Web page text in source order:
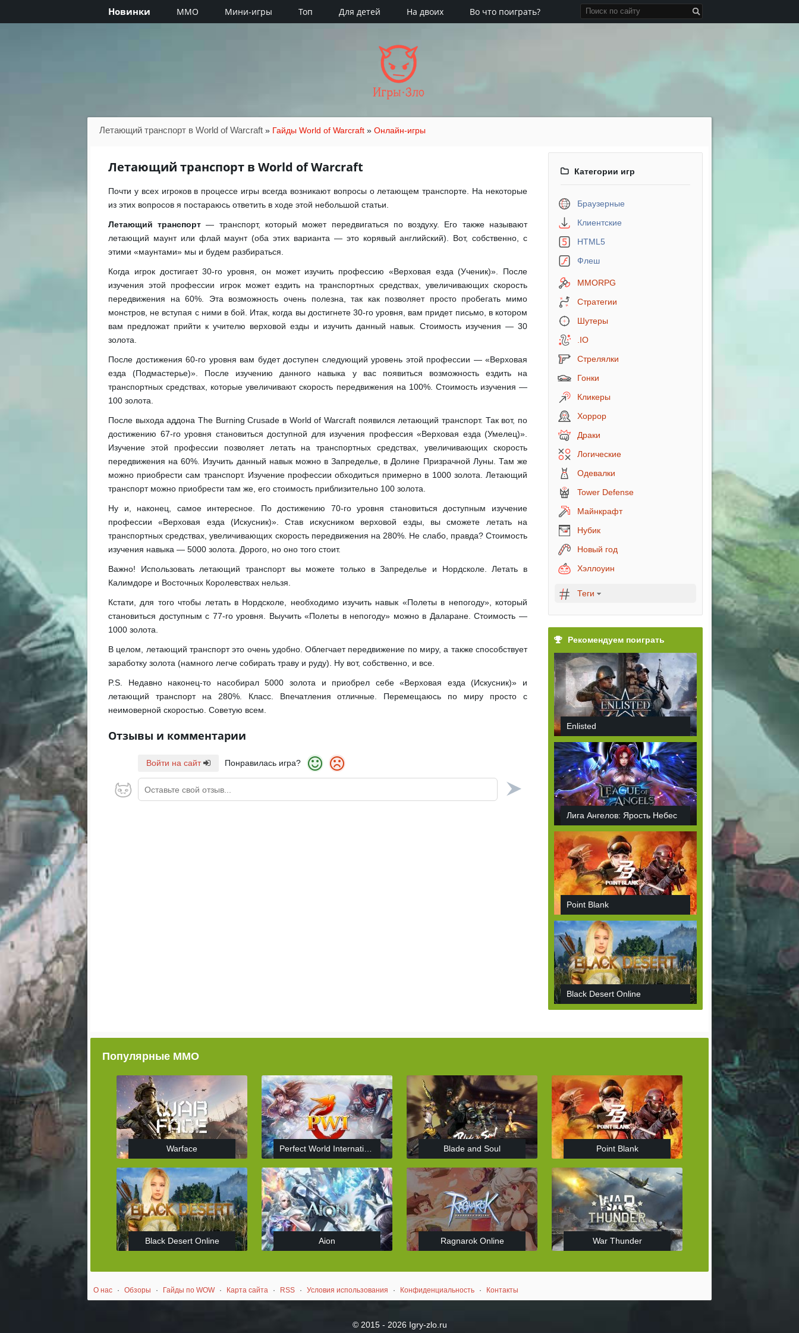
Новинки MMO Мини-игры Топ Для детей На двоих Во что поиграть?
Игры·Зло
Летающий транспорт в World of Warcraft » Гайды World of Warcraft » Онлайн-игры
Летающий транспорт в World of Warcraft
Почти у всех игроков в процессе игры всегда возникают вопросы о летающем транспорте. На некоторые
из этих вопросов я постараюсь ответить в ходе этой небольшой статьи.
Летающий транспорт — транспорт, который может передвигаться по воздуху. Его также называют
летающий маунт или флай маунт (оба этих варианта — это корявый английский). Вот, собственно, с
этими «маунтами» мы и будем разбираться.
Когда игрок достигает 30-го уровня, он может изучить профессию «Верховая езда (Ученик)». После
изучения этой профессии игрок может ездить на транспортных средствах, увеличивающих скорость
передвижения на 60%. Эта возможность очень полезна, так как позволяет просто пробегать мимо
монстров, не вступая с ними в бой. Итак, когда вы достигнете 30-го уровня, вам придет письмо, в котором
вам предложат прийти к учителю верховой езды и изучить данный навык. Стоимость изучения — 30
золота.
После достижения 60-го уровня вам будет доступен следующий уровень этой профессии — «Верховая
езда (Подмастерье)». После изучению данного навыка у вас появиться возможность ездить на
транспортных средствах, которые увеличивают скорость передвижения на 100%. Стоимость изучения —
100 золота.
После выхода аддона The Burning Crusade в World of Warcraft появился летающий транспорт. Так вот, по
достижению 67-го уровня становиться доступной для изучения профессия «Верховая езда (Умелец)».
Изучение этой профессии позволяет летать на транспортных средствах, увеличивающих скорость
передвижения на 60%. Изучить данный навык можно в Запределье, в Долине Призрачной Луны. Там же
можно приобрести сам транспорт. Изучение профессии обходиться примерно в 1000 золота. Летающий
транспорт можно приобрести там же, его стоимость приблизительно 100 золота.
Ну и, наконец, самое интересное. По достижению 70-го уровня становиться доступным изучение
профессии «Верховая езда (Искусник)». Став искусником верховой езды, вы сможете летать на
транспортных средствах, увеличивающих скорость передвижения на 280%. Не слабо, правда? Стоимость
изучения навыка — 5000 золота. Дорого, но оно того стоит.
Важно! Использовать летающий транспорт вы можете только в Запределье и Нордсколе. Летать в
Калимдоре и Восточных Королевствах нельзя.
Кстати, для того чтобы летать в Нордсколе, необходимо изучить навык «Полеты в непогоду», который
становиться доступным с 77-го уровня. Выучить «Полеты в непогоду» можно в Даларане. Стоимость —
1000 золота.
В целом, летающий транспорт это очень удобно. Облегчает передвижение по миру, а также способствует
заработку золота (намного легче собирать траву и руду). Ну вот, собственно, и все.
P.S. Недавно наконец-то насобирал 5000 золота и приобрел себе «Верховая езда (Искусник)» и
летающий транспорт на 280%. Класс. Впечатления отличные. Перемещаюсь по миру просто с
неимоверной скоростью. Советую всем.
Отзывы и комментарии
Войти на сайт Понравилась игра?
Оставьте свой отзыв...
Категории игр
Браузерные
Клиентские
HTML5
Флеш
MMORPG
Стратегии
Шутеры
.IO
Стрелялки
Гонки
Кликеры
Хоррор
Драки
Логические
Одевалки
Tower Defense
Майнкрафт
Нубик
Новый год
Хэллоуин
Теги
Рекомендуем поиграть
Enlisted
Лига Ангелов: Ярость Небес
Point Blank
Black Desert Online
Популярные ММО
Warface Blade and Soul Point Blank
Black Desert Online Aion Ragnarok Online War Thunder
О нас · Обзоры · Гайды по WOW · Карта сайта · RSS · Условия использования · Конфиденциальность · Контакты
© 2015 - 2026 Igry-zlo.ru